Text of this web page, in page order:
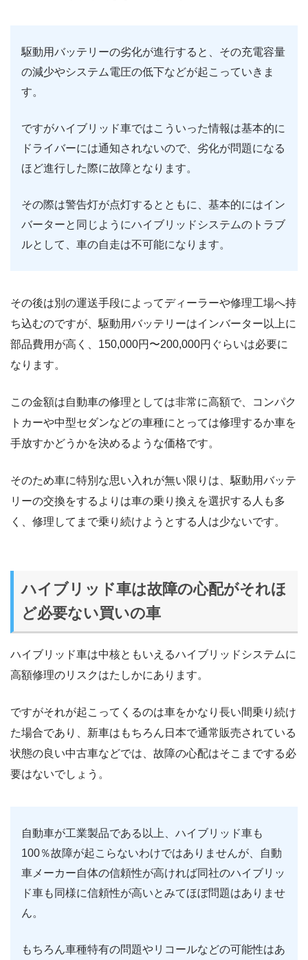
駆動用バッテリーの劣化が進行すると、その充電容量
の減少やシステム電圧の低下などが起こっていきま
す。
ですがハイブリッド車ではこういった情報は基本的に
ドライバーには通知されないので、劣化が問題になる
ほど進行した際に故障となります。
その際は警告灯が点灯するとともに、基本的にはイン
バーターと同じようにハイブリッドシステムのトラブ
ルとして、車の自走は不可能になります。
その後は別の運送手段によってディーラーや修理工場へ持
ち込むのですが、駆動用バッテリーはインバーター以上に
部品費用が高く、150,000円〜200,000円ぐらいは必要に
なります。
この金額は自動車の修理としては非常に高額で、コンパク
トカーや中型セダンなどの車種にとっては修理するか車を
手放すかどうかを決めるような価格です。
そのため車に特別な思い入れが無い限りは、駆動用バッテ
リーの交換をするよりは車の乗り換えを選択する人も多
く、修理してまで乗り続けようとする人は少ないです。
ハイブリッド車は故障の心配がそれほ
ど必要ない買いの車
ハイブリッド車は中核ともいえるハイブリッドシステムに
高額修理のリスクはたしかにあります。
ですがそれが起こってくるのは車をかなり長い間乗り続け
た場合であり、新車はもちろん日本で通常販売されている
状態の良い中古車などでは、故障の心配はそこまでする必
要はないでしょう。
自動車が工業製品である以上、ハイブリッド車も
100％故障が起こらないわけではありませんが、自動
車メーカー自体の信頼性が高ければ同社のハイブリッ
ド車も同様に信頼性が高いとみてほぼ問題はありませ
ん。
もちろん車種特有の問題やリコールなどの可能性はあ